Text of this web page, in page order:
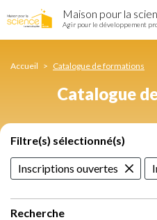
Catalogue
des
au
Maison pour la
Agir pour le développement
Accueil Catalogue de formations
Catalogue
Filtre(s) sélectionné(s)
Inscriptions ouvertes
Recherche